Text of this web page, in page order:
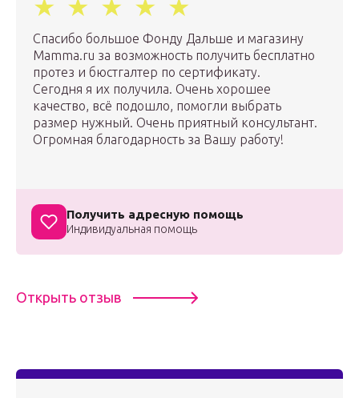
Спасибо большое Фонду Дальше и магазину
Mamma.ru за возможность получить бесплатно
протез и бюстгалтер по сертификату.
Сегодня я их получила. Очень хорошее
качество, всё подошло, помогли выбрать
размер нужный. Очень приятный консультант.
Огромная благодарность за Вашу работу!
Получить адресную помощь
Индивидуальная помощь
Открыть отзыв